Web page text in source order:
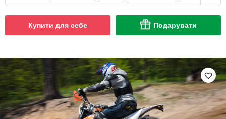
Купити для себе Подарувати